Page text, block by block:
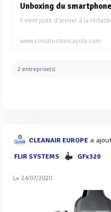
Unboxing du
Il vient juste d'arriver à la
www.constructioncayola.com
2 entreprise(s)
CLEANAIR EUROPE a
FLIR SYSTEMS GFx320
Le 24/07/2020